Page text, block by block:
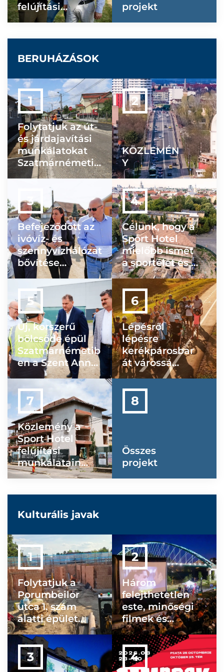
felújítási
munkálatai!
projekt
BERUHÁZÁSOK
Folytatjuk az út-
és járdajavítási
munkálatokat
Szatmárnémetib
KÖZLEMÉN
Y
Befejeződött az
ivóvíz- és
szennyvízhálózat
bővítése
Szatmárzsadányb
an
Célunk, hogy a
Sport Hotel
mielőbb ismét
a sportélet és a
turizmus
meghatározó
helyszínévé
váljon
Új, korszerű
bölcsőde épül
Szatmárnémetib
en a Szent Anna
Program
keretében
Lépésről
lépésre
kerékpárosbar
át várossá
tesszük
Szatmárnémet
Közlemény a
Sport Hotel
felújítási
munkálatainak
állásáról
Összes
projekt
Kulturális javak
Folytatjuk a
Porumbeilor
utca 1. szám
alatti épület
felújítását
Három
felejthetetlen
este, minőségi
filmek és
különleges
hangulat – ezt
hozta el
Szatmárnémeti